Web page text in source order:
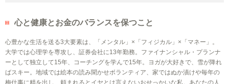
心と健康とお金のバランスを保つこと
心豊かな生活を送る3大要素は、「メンタル」×「フィジカル」×「マネー」。
大学では心理学を専攻し、証券会社に13年勤務。ファイナンシャル・プランナ
ーとして独立して15年、コーチングを学んで15年。ヨガが大好きで、雪が降れ
ばスキー。地域では絵本の読み聞かせボランティア、家ではぬか漬けや毎年の
梅仕事に精を出し、頼まれるとイヤとは言えないおせっかいな私。あなたの人